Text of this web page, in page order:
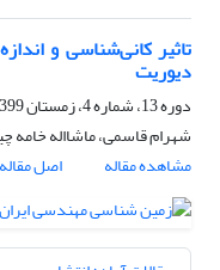
تاثیر کانی‌شناسی و
دیوریت
دوره 13، شماره 4، زمستان 1399، صفحه
شهرام قاسمی، ماشااله خامه
مشاهده مقاله
اصل مقاله